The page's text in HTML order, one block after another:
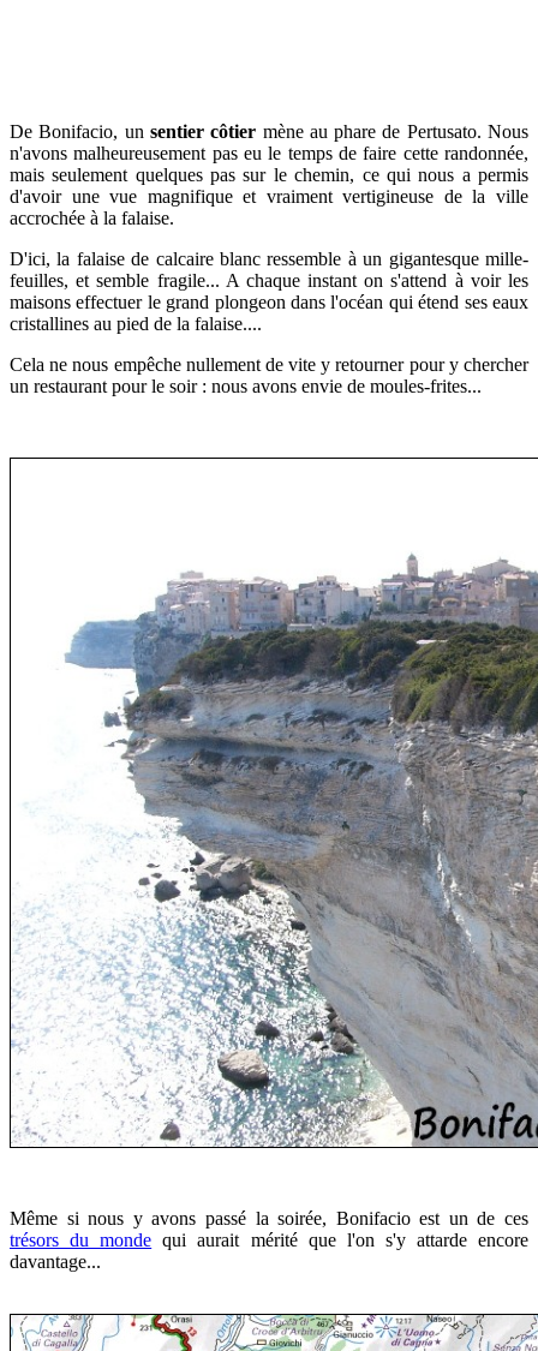
De Bonifacio, un sentier côtier mène au phare de Pertusato. Nous
n'avons malheureusement pas eu le temps de faire cette randonnée,
mais seulement quelques pas sur le chemin, ce qui nous a permis
d'avoir une vue magnifique et vraiment vertigineuse de la ville
accrochée à la falaise.
D'ici, la falaise de calcaire blanc ressemble à un gigantesque mille-
feuilles, et semble fragile... A chaque instant on s'attend à voir les
maisons effectuer le grand plongeon dans l'océan qui étend ses eaux
cristallines au pied de la falaise....
Cela ne nous empêche nullement de vite y retourner pour y chercher
un restaurant pour le soir : nous avons envie de moules-frites...
Même si nous y avons passé la soirée, Bonifacio est un de ces
trésors du monde qui aurait mérité que l'on s'y attarde encore
davantage...